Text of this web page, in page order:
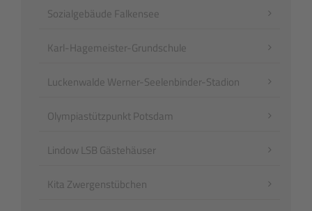
Sozialgebäude Falkensee
Karl-Hagemeister-Grundschule
Luckenwalde Werner-Seelenbinder-Stadion
Olympiastützpunkt Potsdam
Lindow LSB Gästehäuser
Kita Zwergenstübchen